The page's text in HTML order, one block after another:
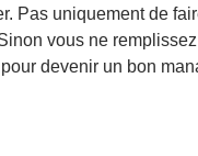
Pas uniquement de
vous ne
devenir un bon